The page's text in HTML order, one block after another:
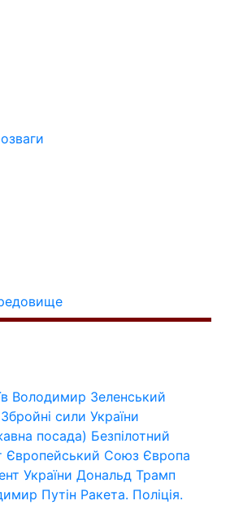
Володимир Зеленський
Збройні сили України
посада) Безпілотний
Європейський Союз Європа
України Дональд Трамп
Путін Ракета. Поліція.